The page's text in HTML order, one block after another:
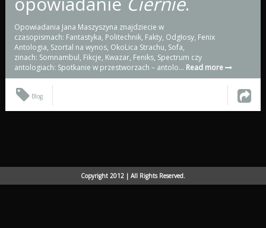
Opowiadania Jana Maszyszyna znajdziecie w
czasopismach: Fantastyka, Politechnik, Fakty, Odgłosy, Fenix
Antologia, Szortal na wynos, OkoLica Strachu, Sofa,
zinach: Somnambul, Fikcje, Kwazar, Feniks, Spectrum czy
antologiach: Spotkanie w przestworzach – antolo... Read more
Blog
Copyright 2012 | All Rights Reserved.